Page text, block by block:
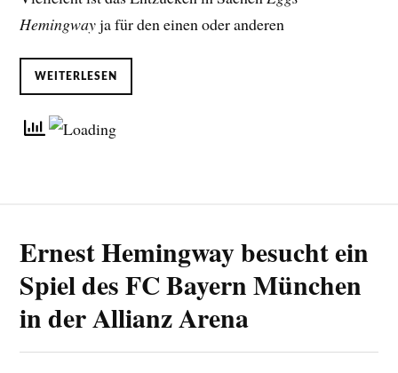
Hemingwayja für den einen oder anderen
WEITERLESEN
Ernest Hemingway besucht ein
Spiel des FC Bayern München
in der Allianz Arena